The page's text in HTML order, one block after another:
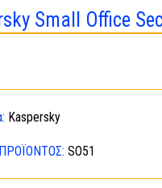
Small Office
Kaspersky
SO51